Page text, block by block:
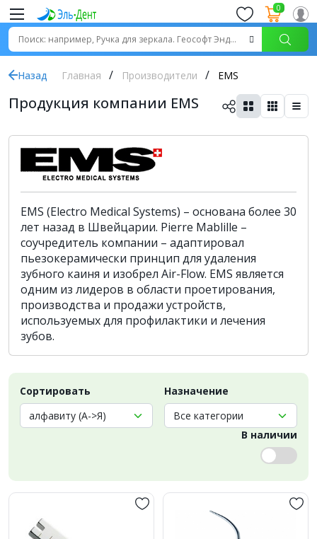
0
Назад Главная Производители EMS
Продукция компании EMS
EMS (Electro Medical Systems) – основана более 30
лет назад в Швейцарии. Pierre Mablille –
соучредитель компании – адаптировал
пьезокерамически принцип для удаления
зубного каиня и изобрел Air-Flow. EMS является
одним из лидеров в области проетирования,
производства и продажи устройств,
используемых для профилактики и лечения
зубов.
Сортировать Назначение
В наличии